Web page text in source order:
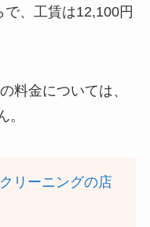
、工賃は12,100円
料金については、
。
リーニングの店